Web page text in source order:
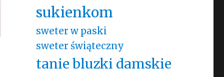
sukienkom
sweter w paski
sweter świąteczny
tanie bluzki damskie